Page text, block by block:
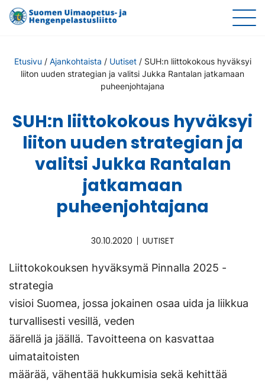
Etusivu / Ajankohtaista / Uutiset/ SUH:n liittokokous hyväksyi
liiton uuden strategian ja valitsi Jukka Rantalan jatkamaan
puheenjohtajana
SUH:n liittokokous hyväksyi
liiton uuden strategian ja
valitsi Jukka Rantalan
jatkamaan
puheenjohtajana
30.10.2020 UUTISET
Liittokokouksen hyväksymä Pinnalla 2025 -
strategia
visioi Suomea, jossa jokainen osaa uida ja liikkua
turvallisesti vesillä, veden
äärellä ja jäällä. Tavoitteena on kasvattaa
uimataitoisten
määrää, vähentää hukkumisia sekä kehittää